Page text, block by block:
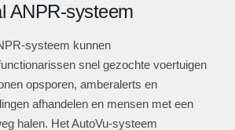
ANPR-systeem
systeem kunnen
snel gezochte voertuigen
opsporen, amberalerts en
afhandelen en mensen met een
halen. Het AutoVu-systeem